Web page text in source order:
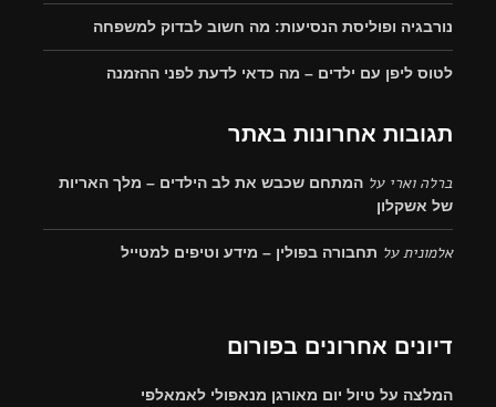
נורבגיה ופוליסת הנסיעות: מה חשוב לבדוק למשפחה
לטוס ליפן עם ילדים – מה כדאי לדעת לפני ההזמנה
תגובות אחרונות באתר
ברלה וארי על המתחם שכבש את לב הילדים – מלך האריות
של אשקלון
אלמוניתעל תחבורה בפולין – מידע וטיפים למטייל
דיונים אחרונים בפורום
המלצה על טיול יום מאורגן מנאפולי לאמאלפי